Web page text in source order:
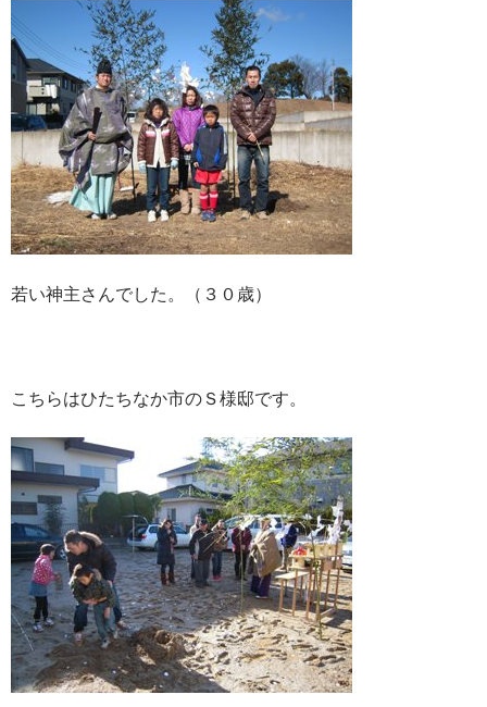
若い神主さんでした。（３０歳）
こちらはひたちなか市のＳ様邸です。